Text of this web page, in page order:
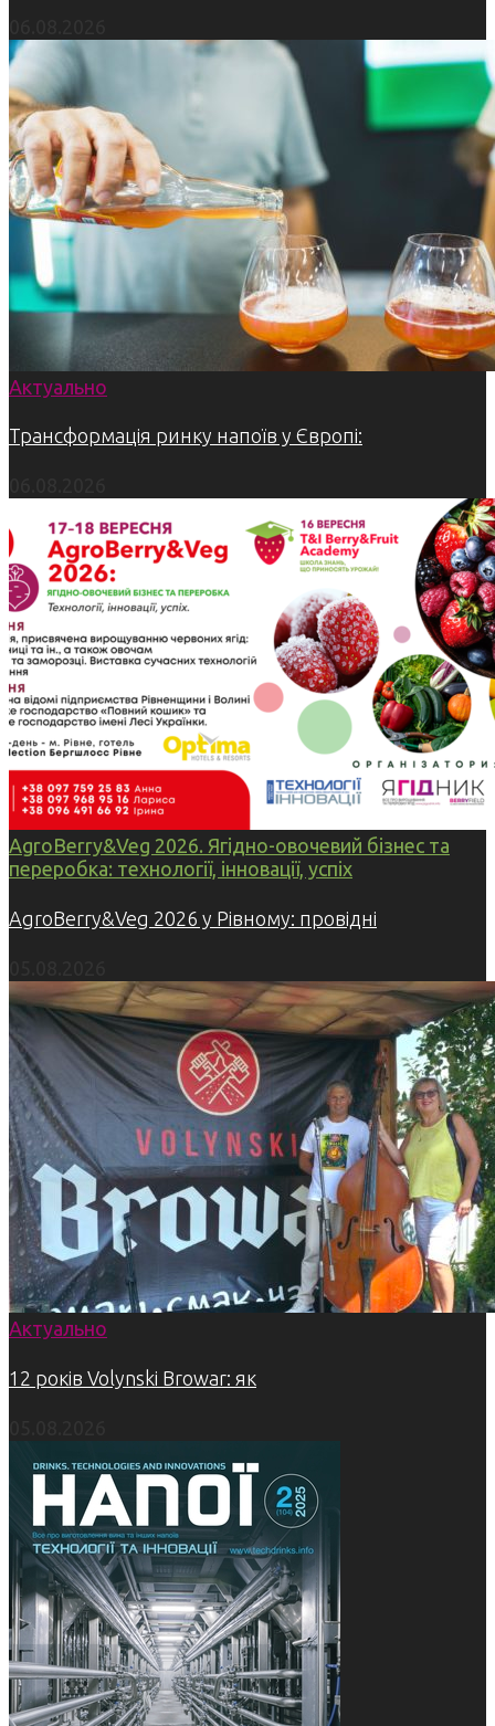
Актуально
Трансформація ринку напоїв у Європі:
AgroBerry&Veg 2026. Ягідно-овочевий бізнес та
переробка: технології, інновації, успіх
AgroBerry&Veg 2026 у Рівному: провідні
Актуально
12 років Volynski Browar: як